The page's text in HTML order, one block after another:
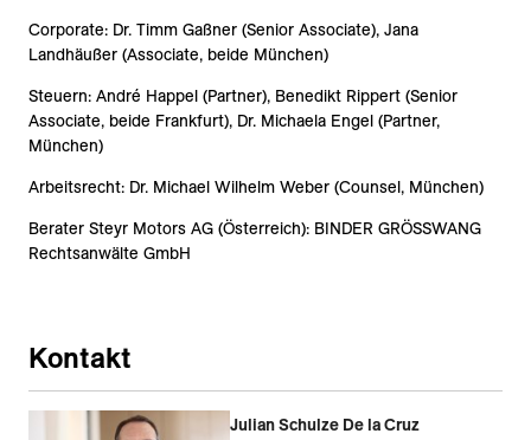
Corporate: Dr. Timm Gaßner (Senior Associate), Jana
Landhäußer (Associate, beide München)
Steuern: André Happel (Partner), Benedikt Rippert (Senior
Associate, beide Frankfurt), Dr. Michaela Engel (Partner,
München)
Arbeitsrecht: Dr. Michael Wilhelm Weber (Counsel, München)
Berater Steyr Motors AG (Österreich): BINDER GRÖSSWANG
Rechtsanwälte GmbH
Kontakt
Julian Schulze De la Cruz